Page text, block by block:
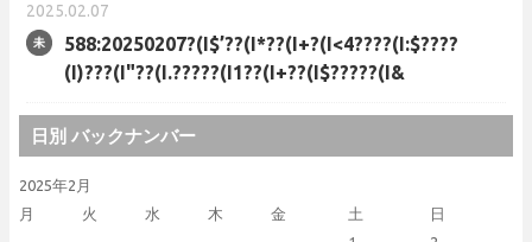
2025.02.07
588:20250207?(I$’??(I*??(I+?(I<4????(I:$????
(I)???(I"??(I.?????(I1??(I+??(I$?????(I&
日別 バックナンバー
2025年2月
月
火 水 木 金 土 日